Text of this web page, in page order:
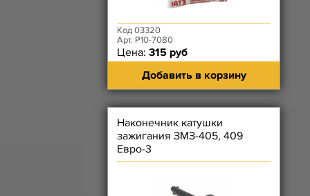
Код 03320
Арт. Р10-7080
Цена: 315 руб
Добавить в корзину
Наконечник катушки
зажигания ЗМЗ-405, 409
Евро-3